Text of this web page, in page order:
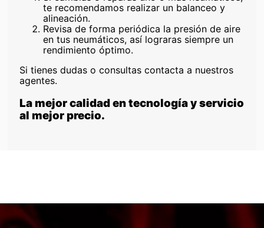
te recomendamos realizar un balanceo y
alineación.
Revisa de forma periódica la presión de aire
en tus neumáticos, así lograras siempre un
rendimiento óptimo.
Si tienes dudas o consultas contacta a nuestros
agentes.
La mejor calidad en tecnología y servicio
al mejor precio.